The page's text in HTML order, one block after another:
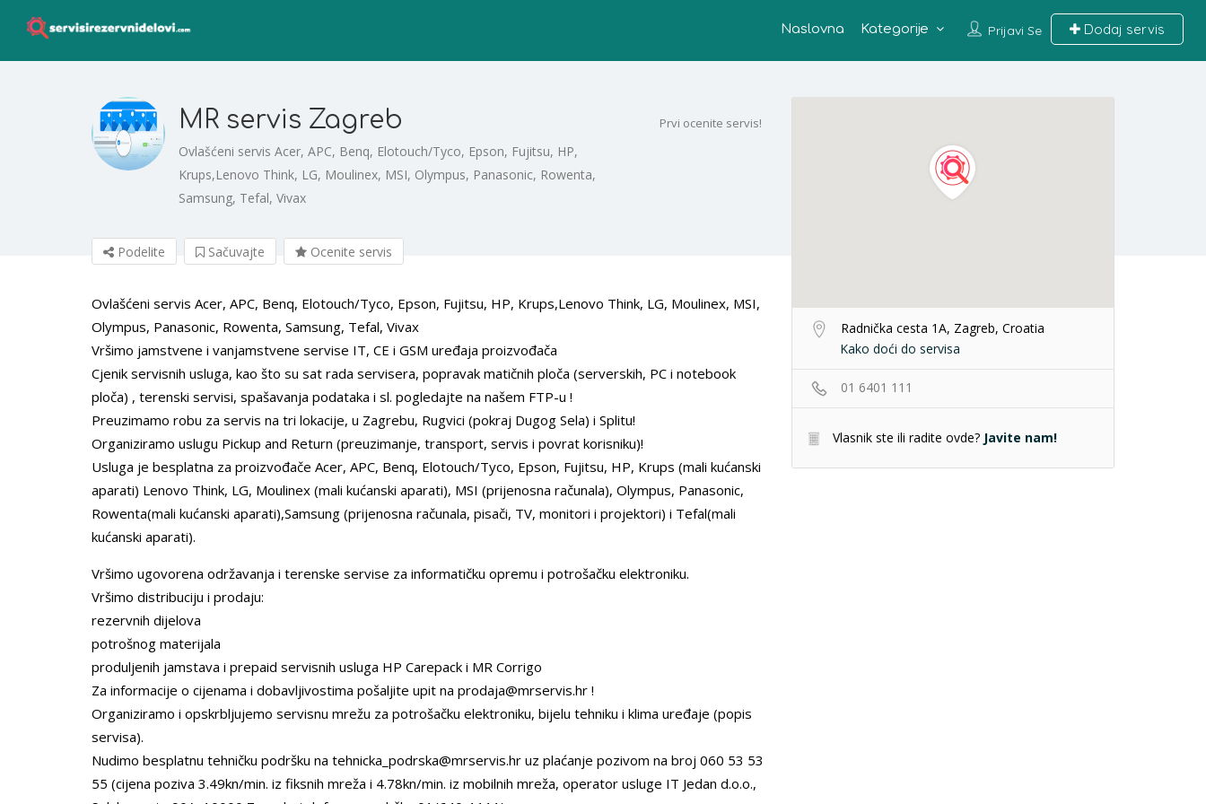
Prijavi Se Dodaj servis
Naslovna Kategorije
MR servis Zagreb
Ovlašćeni servis Acer, APC, Benq, Elotouch/Tyco, Epson, Fujitsu, HP,
Krups,Lenovo Think, LG, Moulinex, MSI, Olympus, Panasonic, Rowenta,
Samsung, Tefal, Vivax
Prvi ocenite servis!
Podelite Sačuvajte Ocenite servis
Radnička cesta 1A, Zagreb, Croatia
Kako doći do servisa
01 6401 111
Vlasnik ste ili radite ovde? Javite nam!
Ovlašćeni servis Acer, APC, Benq, Elotouch/Tyco, Epson, Fujitsu, HP, Krups,Lenovo Think, LG, Moulinex, MSI,
Olympus, Panasonic, Rowenta, Samsung, Tefal, Vivax
Vršimo jamstvene i vanjamstvene servise IT, CE i GSM uređaja proizvođača
Cjenik servisnih usluga, kao što su sat rada servisera, popravak matičnih ploča (serverskih, PC i notebook
ploča) , terenski servisi, spašavanja podataka i sl. pogledajte na našem FTP-u !
Preuzimamo robu za servis na tri lokacije, u Zagrebu, Rugvici (pokraj Dugog Sela) i Splitu!
Organiziramo uslugu Pickup and Return (preuzimanje, transport, servis i povrat korisniku)!
Usluga je besplatna za proizvođače Acer, APC, Benq, Elotouch/Tyco, Epson, Fujitsu, HP, Krups (mali kućanski
aparati) Lenovo Think, LG, Moulinex (mali kućanski aparati), MSI (prijenosna računala), Olympus, Panasonic,
Rowenta(mali kućanski aparati),Samsung (prijenosna računala, pisači, TV, monitori i projektori) i Tefal(mali
kućanski aparati).
Vršimo ugovorena održavanja i terenske servise za informatičku opremu i potrošačku elektroniku.
Vršimo distribuciju i prodaju:
rezervnih dijelova
potrošnog materijala
produljenih jamstava i prepaid servisnih usluga HP Carepack i MR Corrigo
Za informacije o cijenama i dobavljivostima pošaljite upit na prodaja@mrservis.hr !
Organiziramo i opskrbljujemo servisnu mrežu za potrošačku elektroniku, bijelu tehniku i klima uređaje (popis
servisa).
Nudimo besplatnu tehničku podršku na tehnicka_podrska@mrservis.hr uz plaćanje pozivom na broj 060 53 53
55 (cijena poziva 3.49kn/min. iz fiksnih mreža i 4.78kn/min. iz mobilnih mreža, operator usluge IT Jedan d.o.o.,